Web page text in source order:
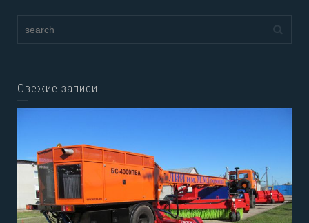
Свежие записи